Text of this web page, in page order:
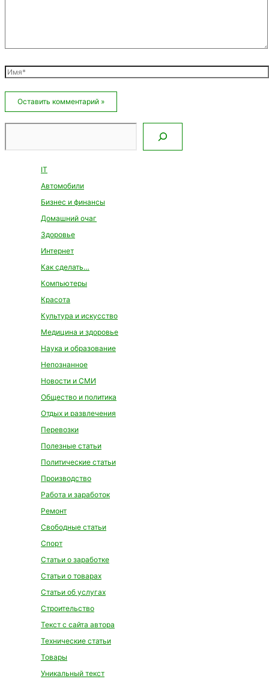
Имя*
IT
Автомобили
Бизнес и финансы
Домашний очаг
Здоровье
Интернет
Как сделать…
Компьютеры
Красота
Культура и искусство
Медицина и здоровье
Наука и образование
Непознанное
Новости и СМИ
Общество и политика
Отдых и развлечения
Перевозки
Полезные статьи
Политические статьи
Производство
Работа и заработок
Ремонт
Свободные статьи
Спорт
Статьи о заработке
Статьи о товарах
Статьи об услугах
Строительство
Текст с сайта автора
Технические статьи
Товары
Уникальный текст